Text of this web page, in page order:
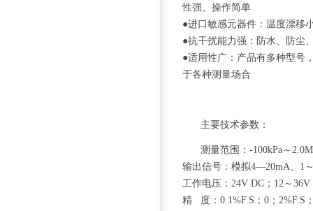
性强、操作简单
●进口敏感元器件：温度漂移
●抗干扰能力强：防水、防尘
●适用性广：产品有多种型号
于各种测量场合
主要技
测量范围：-100kPa～
输出信号：模拟4—20mA、1
工作电压：24V DC；12～
精 度：0.1%F.S；0；2%F.S